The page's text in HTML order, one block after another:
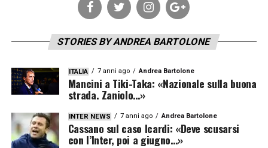
STORIES BY ANDREA BARTOLONE
ITALIA 7 anni ago Andrea Bartolone
Mancini a Tiki-Taka: «Nazionale sulla buona
strada. Zaniolo…»
INTER NEWS 7 anni ago Andrea Bartolone
Cassano sul caso Icardi: «Deve scusarsi
con l’Inter, poi a giugno…»